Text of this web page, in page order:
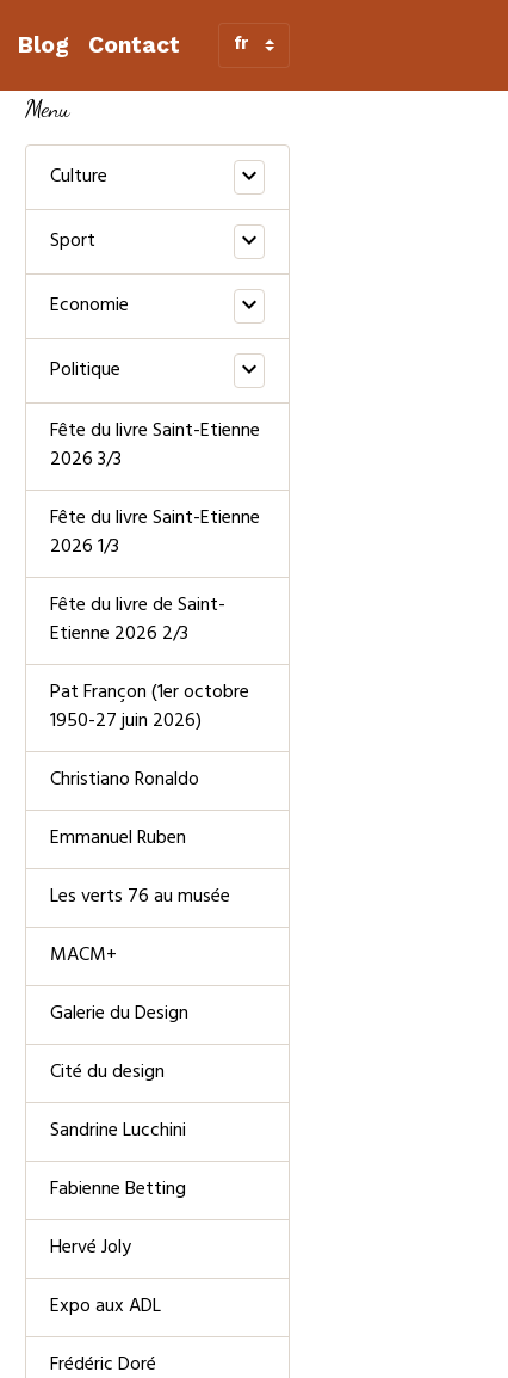
Blog Contact
Menu
Culture
Sport
Economie
Politique
Fête du livre Saint-Etienne
2026 3/3
Fête du livre Saint-Etienne
2026 1/3
Fête du livre de Saint-
Etienne 2026 2/3
Pat Françon (1er octobre
1950-27 juin 2026)
Christiano Ronaldo
Emmanuel Ruben
Les verts 76 au musée
MACM+
Galerie du Design
Cité du design
Sandrine Lucchini
Fabienne Betting
Hervé Joly
Expo aux ADL
Frédéric Doré